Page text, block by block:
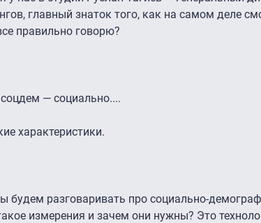
главный знаток того, как на самом деле
правильно говорю?
— социально....
характеристики.
разговаривать про социально-
измерения и зачем они нужны? Это